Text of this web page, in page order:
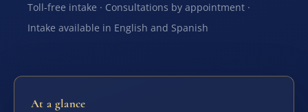
Toll-free intake · Consultations by appointment ·
Intake available in English and Spanish
At a glance